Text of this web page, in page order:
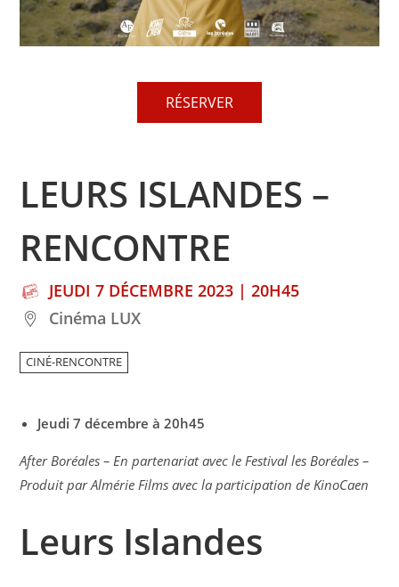
RÉSERVER
LEURS ISLANDES –
RENCONTRE
JEUDI 7 DÉCEMBRE 2023 | 20H45
Cinéma LUX
CINÉ-RENCONTRE
Jeudi 7 décembre à 20h45
After Boréales – En partenariat avec le Festival les Boréales –
Produit par Almérie Films avec la participation de KinoCaen
Leurs Islandes